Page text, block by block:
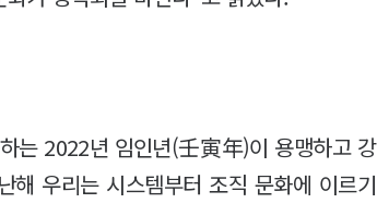
는 2022년 임인년(壬寅年)이 용맹하고 강
해 우리는 시스템부터 조직 문화에 이르기